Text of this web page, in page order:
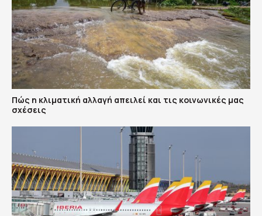
Πώς η κλιματική αλλαγή απειλεί και τις κοινωνικές μας
σχέσεις